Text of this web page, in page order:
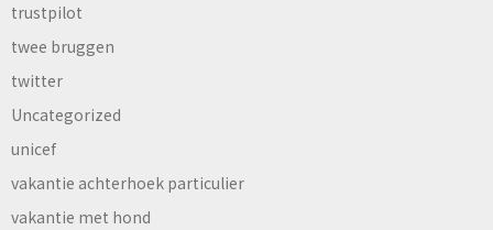
trustpilot
twee bruggen
twitter
Uncategorized
unicef
vakantie achterhoek particulier
vakantie met hond